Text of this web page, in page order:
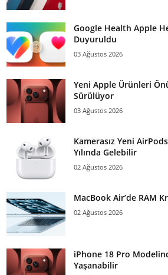
Google Health Apple
Duyuruldu
03 Ağustos 2026
Yeni Apple Ürünleri
Sürülüyor
03 Ağustos 2026
Kamerasız Yeni
Yılında Gelebilir
02 Ağustos 2026
MacBook Air’de RAM
02 Ağustos 2026
iPhone 18 Pro
Yaşanabilir